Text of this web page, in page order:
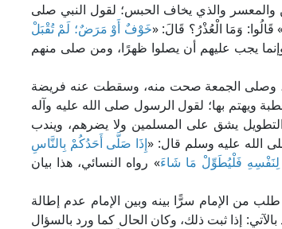
والذي يخاف الحبس؛ لقول النبي صلى
قَالُوا: وَمَا الْعُذْرُ؟ قَالَ: «خَوْفٌ أَوْ مَرَضٌ؛ لَمْ تُقْبَلْ
يجب عليهم أن يصلوا ظهرًا، ومن صلى منهم
وصلى الجمعة صحت منه، وسقطت عنه فريضة
ويهتم بها؛ لقول الرسول صلى الله عليه وآله
يشق على المسلمين ولا يضرهم، ويندب
الله عليه وسلم قال: «إِذَا صَلَّى أَحَدُكُمْ بِالنَّاسِ
لِنَفْسِهِ فَلْيُطَوِّلْ مَا شَاءَ» رواه النسائي، هذا بيان
من الإمام سرًّا بينه وبين الإمام عدم إطالة
إذا ثبت ذلك، وكان الحال كما ورد بالسؤال